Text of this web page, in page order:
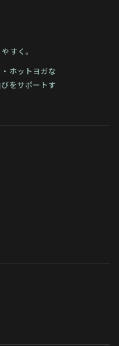
すく。
ホットヨガな
をサポートす